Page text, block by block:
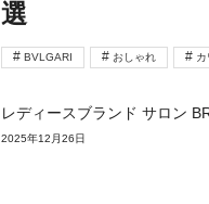
選
BVLGARI おしゃれ カ
レディースブランド サロン
2025年12月26日